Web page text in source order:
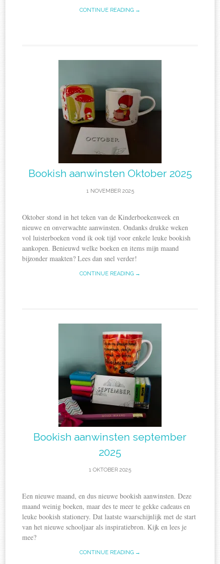
CONTINUE READING →
Bookish aanwinsten Oktober 2025
1 NOVEMBER 2025
Oktober stond in het teken van de Kinderboekenweek en
nieuwe en onverwachte aanwinsten. Ondanks drukke weken
vol luisterboeken vond ik ook tijd voor enkele leuke bookish
aankopen. Benieuwd welke boeken en items mijn maand
bijzonder maakten? Lees dan snel verder!
CONTINUE READING →
Bookish aanwinsten september
2025
1 OKTOBER 2025
Een nieuwe maand, en dus nieuwe bookish aanwinsten. Deze
maand weinig boeken, maar des te meer te gekke cadeaus en
leuke bookish stationery. Dat laatste waarschijnlijk met de start
van het nieuwe schooljaar als inspiratiebron. Kijk en lees je
mee?
CONTINUE READING →